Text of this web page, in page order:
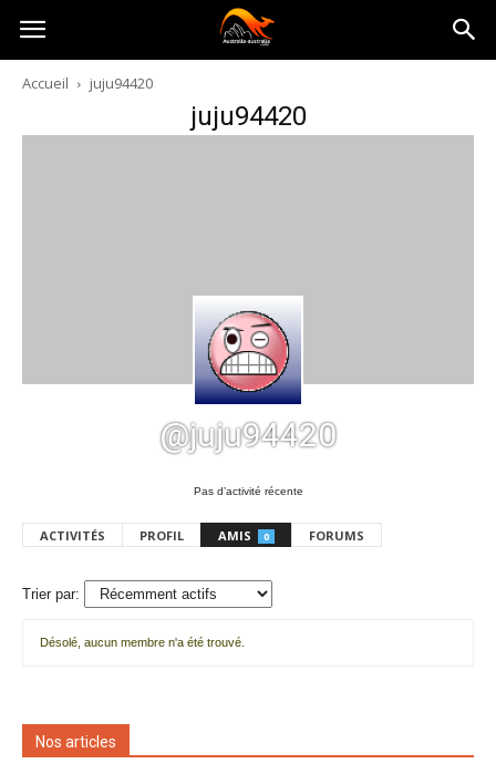
Australia-
australie.com
Accueil juju94420
juju94420
@juju94420
Pas d’activité récente
ACTIVITÉS PROFIL AMIS 0 FORUMS
Trier par:
amis
Désolé, aucun membre n'a été trouvé.
Nos articles